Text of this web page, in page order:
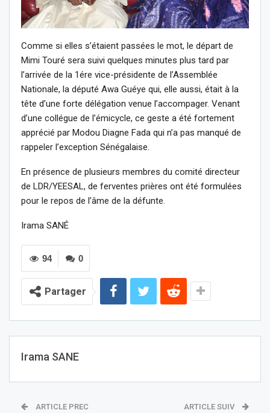
Comme si elles s’étaient passées le mot, le départ de
Mimi Touré sera suivi quelques minutes plus tard par
l’arrivée de la 1ére vice-présidente de l’Assemblée
Nationale, la député Awa Guéye qui, elle aussi, était à la
tête d’une forte délégation venue l’accompager. Venant
d’une collégue de l’émicycle, ce geste a été fortement
apprécié par Modou Diagne Fada qui n’a pas manqué de
rappeler l’exception Sénégalaise.
En présence de plusieurs membres du comité directeur
de LDR/YEESAL, de ferventes prières ont été formulées
pour le repos de l’âme de la défunte.
Irama SANÉ
0
94
Partager
Irama SANE
ARTICLE PREC ARTICLE SUIV